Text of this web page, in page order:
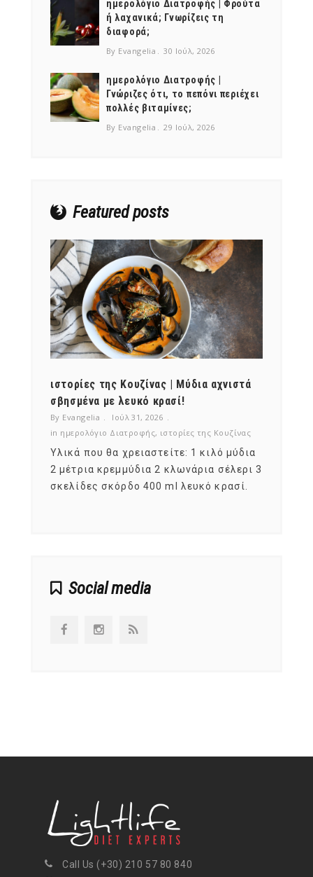
ημερολόγιο Διατροφής | Φρούτα
ή λαχανικά; Γνωρίζεις τη
διαφορά;
By Evangelia 30 Ιούλ, 2026
ημερολόγιο Διατροφής |
Γνώριζες ότι, το πεπόνι περιέχει
πολλές βιταμίνες;
By Evangelia 29 Ιούλ, 2026
Featured posts
ιστορίες της Κουζίνας | Μύδια αχνιστά
σβησμένα με λευκό κρασί!
By Evangelia
Ιούλ 31, 2026
in ημερολόγιο Διατροφής, ιστορίες της Κουζίνας
Υλικά που θα χρειαστείτε: 1 κιλό μύδια
2 μέτρια κρεμμύδια 2 κλωνάρια σέλερι 3
σκελίδες σκόρδο 400 ml λευκό κρασί.
Social media
Call Us (+30) 210 57 80 840